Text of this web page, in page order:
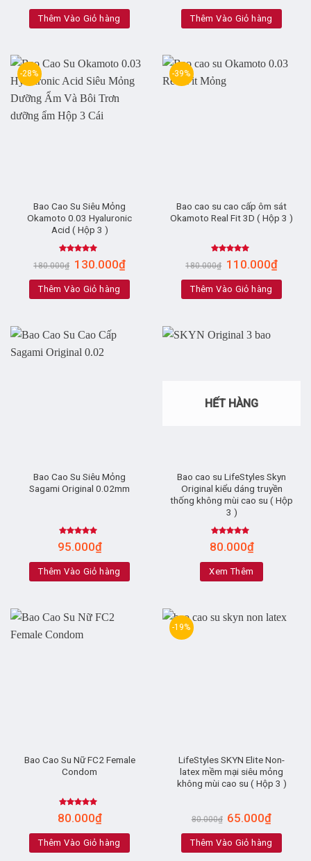
Thêm Vào Giỏ hàng Thêm Vào Giỏ hàng
-28%
Bao Cao Su Siêu Mỏng
Okamoto 0.03 Hyaluronic
Acid ( Hộp 3 )
Rated 4.67
out of 5
180.000₫ 130.000₫
Thêm Vào Giỏ hàng
-39%
Bao cao su cao cấp ôm sát
Okamoto Real Fit 3D ( Hộp 3 )
Rated 4.67
out of 5
180.000₫ 110.000₫
Thêm Vào Giỏ hàng
Bao Cao Su Siêu Mỏng
Sagami Original 0.02mm
Rated5.00
out of 5
95.000₫
Thêm Vào Giỏ hàng
HẾT HÀNG
Bao cao su LifeStyles Skyn
Original kiểu dáng truyền
thống không mùi cao su ( Hộp
3 )
Rated5.00
out of 5
80.000₫
Xem Thêm
Bao Cao Su Nữ FC2 Female
Condom
Rated 4.80
out of 5
80.000₫
Thêm Vào Giỏ hàng
-19%
LifeStyles SKYN Elite Non-
latex mềm mại siêu mỏng
không mùi cao su ( Hộp 3 )
80.000₫ 65.000₫
Thêm Vào Giỏ hàng